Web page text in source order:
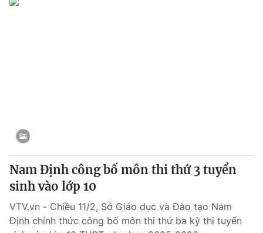
Phó Tổng Biên tập:
Nguyễn Trọng Ninh
024.38 355 931 - 024.38 355 932
Ðiện thoại Thời báo VTV:024.66 897 897
Email:toasoan@vtv.vn
Liên hệ quảng cáo:024-7300.7108
Nam Định công bố môn thi thứ 3 tuyển
sinh vào lớp 10
VTV.vn - Chiều 11/2, Sở Giáo dục và Đào tạo Nam
Định chính thức công bố môn thi thứ ba kỳ thi tuyển